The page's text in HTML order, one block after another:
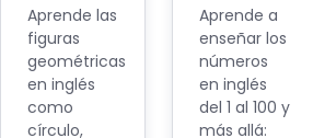
Aprende las
figuras
geométricas
en inglés
como
círculo,
Aprende a
enseñar los
números
en inglés
del 1 al 100 y
más allá: